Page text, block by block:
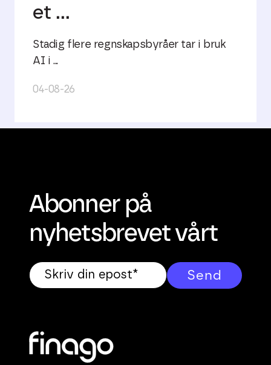
et ...
Stadig flere regnskapsbyråer tar i bruk
AI i ...
04-08-26
Abonner på
nyhetsbrevet vårt